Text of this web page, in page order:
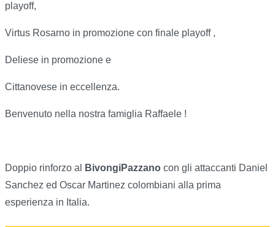
playoff,
Virtus Rosarno in promozione con finale playoff ,
Deliese in promozione e
Cittanovese in eccellenza.
Benvenuto nella nostra famiglia Raffaele !
Doppio rinforzo al BivongiPazzano con gli attaccanti Daniel
Sanchez ed Oscar Martinez colombiani alla prima
esperienza in Italia.